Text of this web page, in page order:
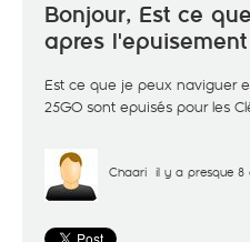
Bonjour, Est ce
apres
Est ce que je peux naviguer
25GO sont epuisés pour les
Chaari il y a presque 8